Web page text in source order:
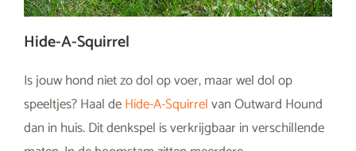
Hide-A-Squirrel
Is jouw hond niet zo dol op voer, maar wel dol op
speeltjes? Haal deHide-A-Squirrelvan Outward Hound
dan in huis. Dit denkspel is verkrijgbaar in verschillende